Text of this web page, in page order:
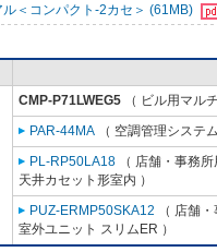
＜コンパクト-2カセ＞ (61MB)
CMP-P71LWEG5 （ ビル用マル
PAR-44MA （ 空調管理システ
PL-RP50LA18 （ 店舗・事務
天井カセット形室内 ）
PUZ-ERMP50SKA12 （ 店舗
室外ユニット スリムER ）